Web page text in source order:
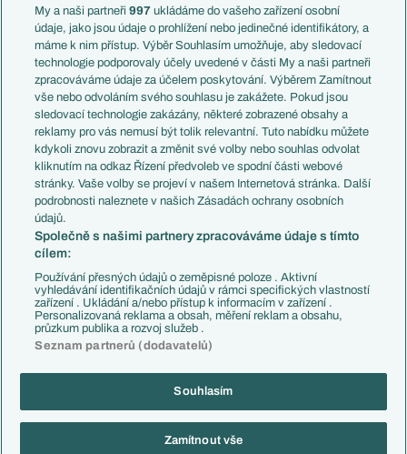
Témata
Představení týmů MS
EuroSkauting
PL v kostce
Evropské koeficienty
Přestupy
Přestupové spekulace
Zranění
Kluby
Arsenal FC
Chelsea FC
Manchester United
AC Milán
Juventus FC
Bayern Mnichov
FC Barcelona
Real Madrid
Francie
Itálie
Německo
Španělsko
Argentina
Brazílie
Přestupy
Zápasy
Livescore
Tipovací soutěž
Copyright © 2001-2026 EuroFotbal.cz. Využíváme zpravodajství ČTK.
Informace o zpracování osobních údajů
My a naši partneři997 ukládáme do vašeho zařízení osobní
údaje, jako jsou údaje o prohlížení nebo jedinečné identifikátory, a
máme k nim přístup. Výběr Souhlasím umožňuje, aby sledovací
technologie podporovaly účely uvedené v části My a naši partneři
zpracováváme údaje za účelem poskytování. Výběrem Zamítnout
vše nebo odvoláním svého souhlasu je zakážete. Pokud jsou
sledovací technologie zakázány, některé zobrazené obsahy a
reklamy pro vás nemusí být tolik relevantní. Tuto nabídku můžete
kdykoli znovu zobrazit a změnit své volby nebo souhlas odvolat
kliknutím na odkaz Řízení předvoleb ve spodní části webové
stránky. Vaše volby se projeví v našem Internetová stránka. Další
podrobnosti naleznete v našich Zásadách ochrany osobních
údajů.
Společně s našimi partnery zpracováváme údaje s tímto
cílem:
Používání přesných údajů o zeměpisné poloze . Aktivní
vyhledávání identifikačních údajů v rámci specifických vlastností
zařízení . Ukládání a/nebo přístup k informacím v zařízení .
Personalizovaná reklama a obsah, měření reklam a obsahu,
průzkum publika a rozvoj služeb .
Seznam partnerů (dodavatelů)
Souhlasím
Zamítnout vše